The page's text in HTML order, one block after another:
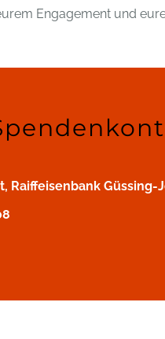
Engagement und
Raiffeisenbank Güssing-